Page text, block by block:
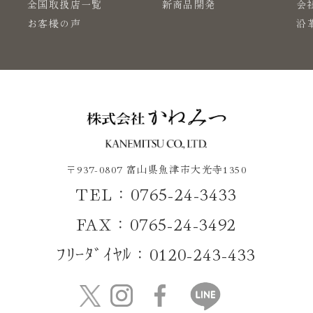
全国取扱店一覧
お客様の声
新商品開発
会
沿
〒937-0807 富山県魚津市大光寺1350
TEL：0765-24-3433
FAX：0765-24-3492
ﾌﾘｰﾀﾞｲﾔﾙ：0120-243-433